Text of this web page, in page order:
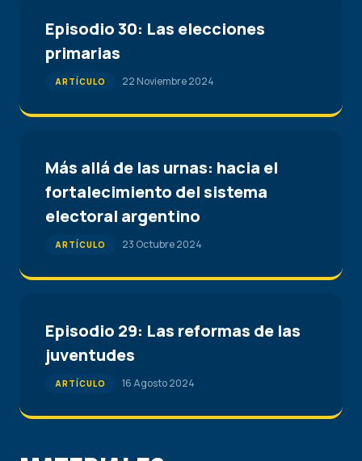
Episodio 30: Las elecciones
primarias
ARTÍCULO 22 Noviembre 2024
Más allá de las urnas: hacia el
fortalecimiento del sistema
electoral argentino
ARTÍCULO 23 Octubre 2024
Episodio 29: Las reformas de las
juventudes
ARTÍCULO 16 Agosto 2024